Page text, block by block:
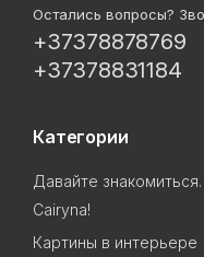
Остались вопросы?
+37378878769
+37378831184
Категории
Давайте знакомиться.
Cairyna!
Картины в интерьере